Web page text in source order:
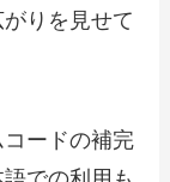
りを見せて
ードの補完